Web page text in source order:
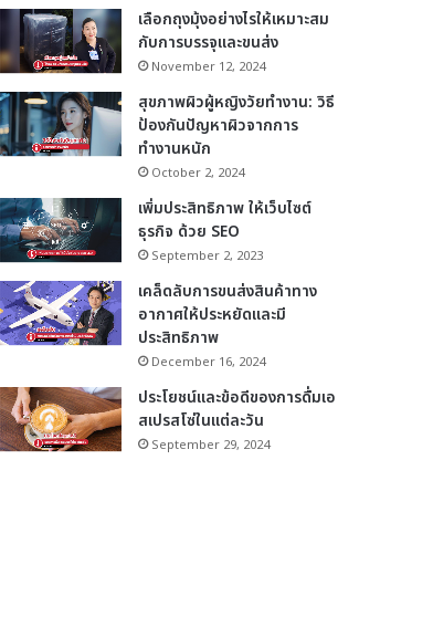
เลือกถุงมุ้งอย่างไรให้เหมาะสม
กับการบรรจุและขนส่ง
November 12, 2024
สุขภาพผิวผู้หญิงวัยทำงาน: วิธี
ป้องกันปัญหาผิวจากการ
ทำงานหนัก
October 2, 2024
เพิ่มประสิทธิภาพ ให้เว็บไซต์
ธุรกิจ ด้วย SEO
September 2, 2023
เคล็ดลับการขนส่งสินค้าทาง
อากาศให้ประหยัดและมี
ประสิทธิภาพ
December 16, 2024
ประโยชน์และข้อดีของการดื่มเอ
สเปรสโซ่ในแต่ละวัน
September 29, 2024